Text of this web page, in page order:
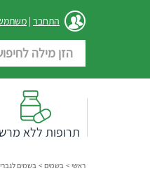
התחבר |
תרופות ללא
ראשי > בשמים > בשמים